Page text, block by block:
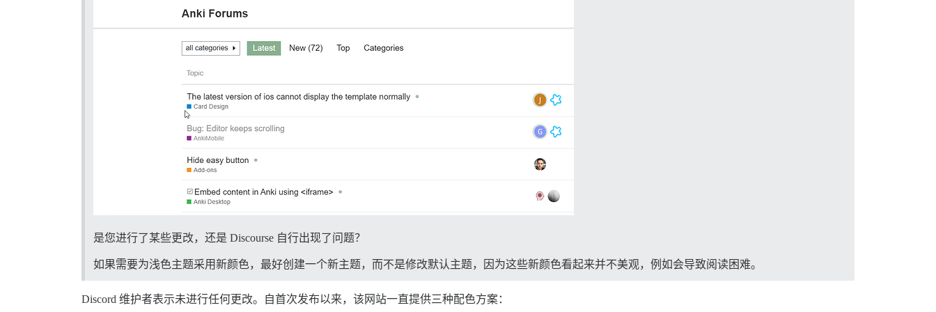
是您进行了某些更改，还是 Discourse 自行出现了问题？
如果需要为浅色主题采用新颜色，最好创建一个新主题，而不是修改默认主题，因为这些新颜色看起来并不美观，例如会导致阅读困难。
Discord 维护者表示未进行任何更改。自首次发布以来，该网站一直提供三种配色方案：